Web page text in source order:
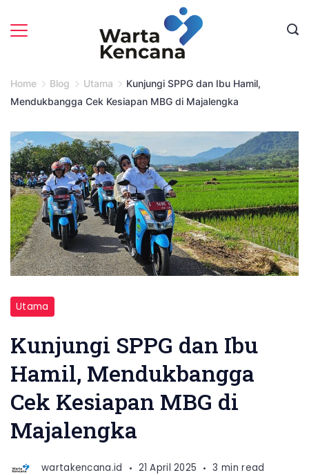
to
Home Blog Utama
Kunjungi SPPG dan Ibu Hamil,
Mendukbangga Cek Kesiapan MBG di Majalengka
Wihaji
membonceng
sang
istri
menyusuri
untuk
Utama
Kunjungi SPPG dan Ibu
Hamil, Mendukbangga
Cek Kesiapan MBG di
Majalengka
wartakencana.id 21 April 2025 3 min read